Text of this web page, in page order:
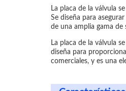
La placa de la válvula
Se diseña para
de una amplia gama
La placa de la válvula
diseña para
comerciales, y es una